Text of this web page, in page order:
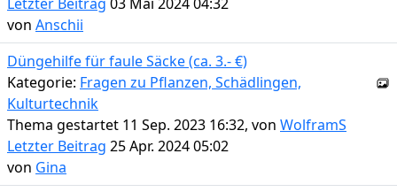
von Anschii
Düngehilfe für faule Säcke (ca. 3.- €)
Kategorie: Fragen zu Pflanzen, Schädlingen,
Kulturtechnik
Thema gestartet 11 Sep. 2023 16:32, von WolframS
Letzter Beitrag 25 Apr. 2024 05:02
von Gina